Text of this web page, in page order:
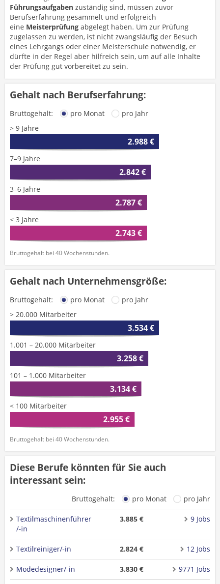
Führungsaufgaben zuständig sind, müssen zuvor
Berufserfahrung gesammelt und erfolgreich
eine Meisterprüfung abgelegt haben. Um zur Prüfung
zugelassen zu werden, ist nicht zwangsläufig der Besuch
eines Lehrgangs oder einer Meisterschule notwendig, er
dürfte in der Regel aber hilfreich sein, um auf alle Inhalte
der Prüfung gut vorbereitet zu sein.
Gehalt nach Berufserfahrung:
Bruttogehalt: pro Monat
pro Jahr
> 9 Jahre
2.988 €
7–9 Jahre
2.842 €
3–6 Jahre
2.787 €
< 3 Jahre
2.743 €
Bruttogehalt bei 40 Wochenstunden.
Gehalt nach Unternehmensgröße:
Bruttogehalt: pro Monat
pro Jahr
> 20.000 Mitarbeiter
3.534 €
1.001 – 20.000 Mitarbeiter
3.258 €
101 – 1.000 Mitarbeiter
3.134 €
< 100 Mitarbeiter
2.955 €
Bruttogehalt bei 40 Wochenstunden.
Diese Berufe könnten für Sie auch
interessant sein:
Bruttogehalt: pro Monat pro Jahr
Textilmaschinenführer
/-in
3.885 € 9 Jobs
Textilreiniger/-in 2.824 € 12 Jobs
Modedesigner/-in 3.830 € 9771 Jobs